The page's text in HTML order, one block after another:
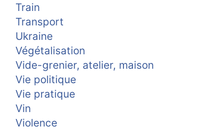
Train
Transport
Ukraine
Végétalisation
Vide-grenier, atelier, maison
Vie politique
Vie pratique
Vin
Violence